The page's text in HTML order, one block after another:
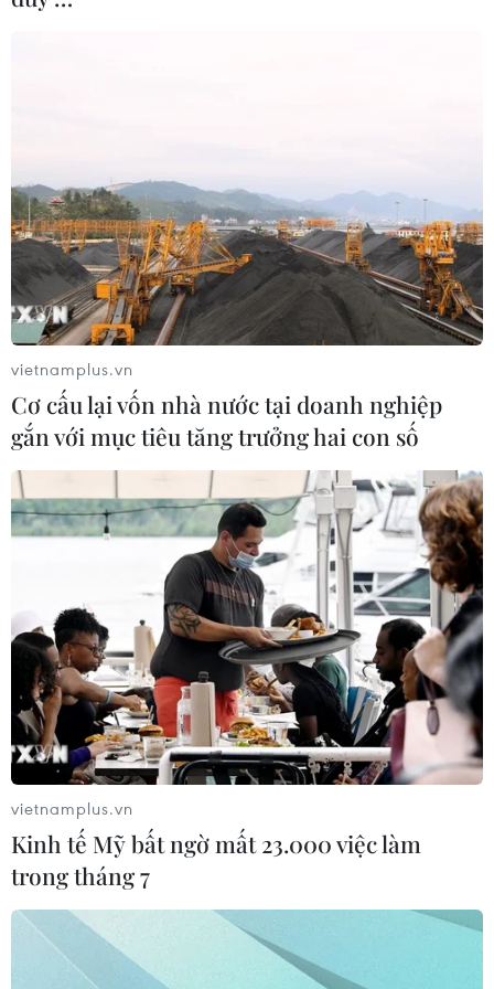
vietnamplus.vn
Cơ cấu lại vốn nhà nước tại doanh nghiệp
gắn với mục tiêu tăng trưởng hai con số
vietnamplus.vn
Kinh tế Mỹ bất ngờ mất 23.000 việc làm
trong tháng 7